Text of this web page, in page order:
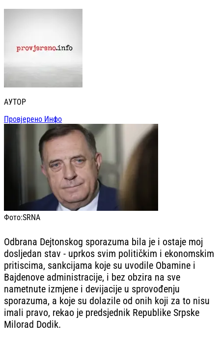
АУТОР
Провјерено Инфо
Фото:SRNA
Odbrana Dejtonskog sporazuma bila je i ostaje moj
dosljedan stav - uprkos svim političkim i ekonomskim
pritiscima, sankcijama koje su uvodile Obamine i
Bajdenove administracije, i bez obzira na sve
nametnute izmjene i devijacije u sprovođenju
sporazuma, a koje su dolazile od onih koji za to nisu
imali pravo, rekao je predsjednik Republike Srpske
Milorad Dodik.